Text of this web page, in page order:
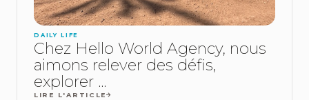
DAILY LIFE
Chez Hello World Agency, nous
aimons relever des défis,
explorer ...
LIRE L'ARTICLE